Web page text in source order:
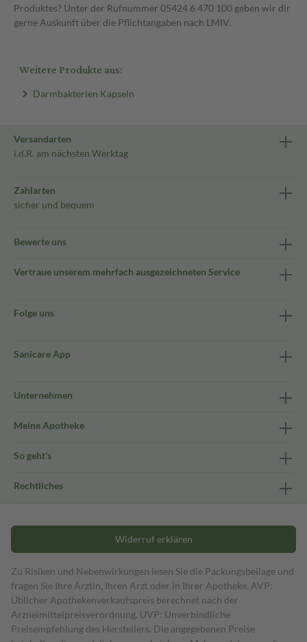
Produktes? Unter der Rufnummer 05424 6 470 100 geben wir dir
gerne Auskunft über die Pflichtangaben nach LMIV.
Weitere Produkte aus:
Darmbakterien Kapseln
Versandarten
i.d.R. am nächsten Werktag
Zahlarten
sicher und bequem
Bewerte uns
Vertraue unserem mehrfach ausgezeichneten Service
Folge uns
Sanicare App
Unternehmen
Meine Apotheke
So geht's
Rechtliches
Widerruf erklären
Zu Risiken und Nebenwirkungen lesen Sie die Packungsbeilage und
fragen Sie Ihre Ärztin, Ihren Arzt oder in Ihrer Apotheke. AVP:
Üblicher Apothekenverkaufspreis berechnet nach der
Arzneimittelpreisverordnung. UVP: Unverbindliche
Preisempfehlung des Herstellers. Die angegebenen Preise